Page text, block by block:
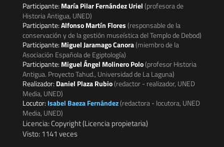
Participante: María Pilar Fernández Uriel(profesora de
Historia Antigua, UNED)
Participante:Alfonso Martín Flores(responsable de la
conservación y de la gestión museística del Templo de Debod)
Participante: Miguel Jaramago Canora(miembro de la
Asociación Española de Egiptología)
Participante: Miguel Ángel Molinero Polo(profesor Historia
Antigua. Proyecto Tahud., Universidad de La Laguna)
Realizador: Daniel Plaza Rubio(redactor - realizador, UNED
Media, UNED)
Locutor: Isabel Baeza Fernández(redactora - locutora, UNED
Media, UNED)
Licencia: Copyright (Licencia propietaria)
Visto: 1141 veces